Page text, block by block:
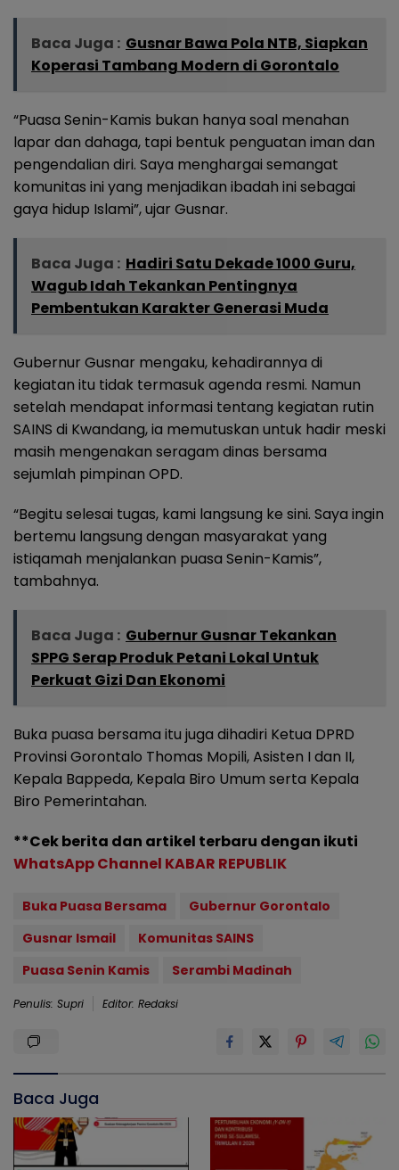
Baca Juga : Gusnar Bawa Pola NTB, Siapkan
Koperasi Tambang Modern di Gorontalo
“Puasa Senin-Kamis bukan hanya soal menahan
lapar dan dahaga, tapi bentuk penguatan iman dan
pengendalian diri. Saya menghargai semangat
komunitas ini yang menjadikan ibadah ini sebagai
gaya hidup Islami”, ujar Gusnar.
Baca Juga : Hadiri Satu Dekade 1000 Guru,
Wagub Idah Tekankan Pentingnya
Pembentukan Karakter Generasi Muda
Gubernur Gusnar mengaku, kehadirannya di
kegiatan itu tidak termasuk agenda resmi. Namun
setelah mendapat informasi tentang kegiatan rutin
SAINS di Kwandang, ia memutuskan untuk hadir meski
masih mengenakan seragam dinas bersama
sejumlah pimpinan OPD.
“Begitu selesai tugas, kami langsung ke sini. Saya ingin
bertemu langsung dengan masyarakat yang
istiqamah menjalankan puasa Senin-Kamis”,
tambahnya.
Baca Juga : Gubernur Gusnar Tekankan
SPPG Serap Produk Petani Lokal Untuk
Perkuat Gizi Dan Ekonomi
Buka puasa bersama itu juga dihadiri Ketua DPRD
Provinsi Gorontalo Thomas Mopili, Asisten I dan II,
Kepala Bappeda, Kepala Biro Umum serta Kepala
Biro Pemerintahan.
**Cek berita dan artikel terbaru dengan ikuti
WhatsApp Channel KABAR REPUBLIK
Buka Puasa Bersama
Gubernur Gorontalo
Gusnar Ismail
Komunitas SAINS
Puasa Senin Kamis
Serambi Madinah
Penulis: Supri Editor: Redaksi
Baca Juga